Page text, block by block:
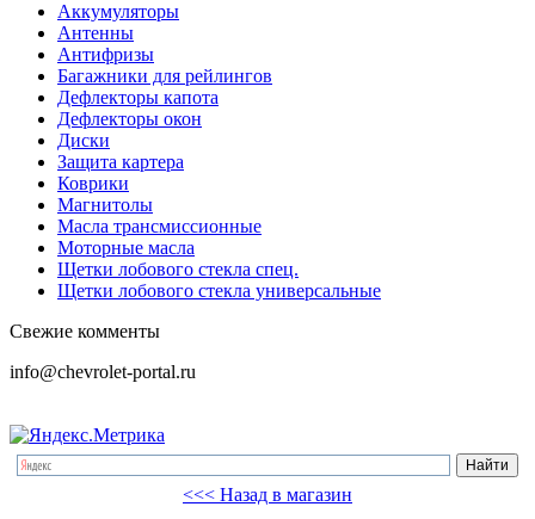
Аккумуляторы
Антенны
Антифризы
Багажники для рейлингов
Дефлекторы капота
Дефлекторы окон
Диски
Защита картера
Коврики
Магнитолы
Масла трансмиссионные
Моторные масла
Щетки лобового стекла спец.
Щетки лобового стекла универсальные
Свежие комменты
info@chevrolet-portal.ru
<<< Назад в магазин